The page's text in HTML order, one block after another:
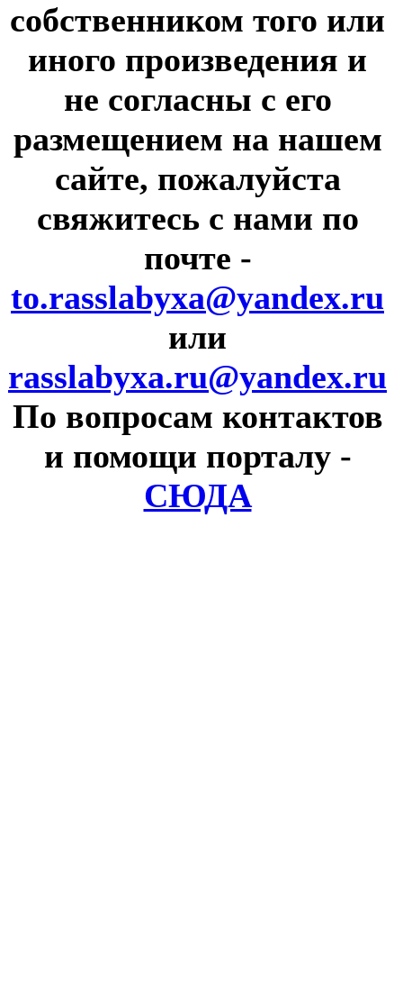
собственником того или
иного произведения и
не согласны с его
размещением на нашем
сайте, пожалуйста
свяжитесь с нами по
почте -
to.rasslabyxa@yandex.ru
или
rasslabyxa.ru@yandex.ru
По вопросам контактов
и помощи порталу -
СЮДА